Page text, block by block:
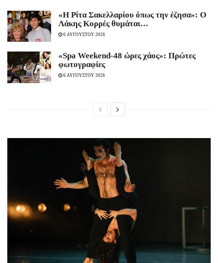
«Η Ρίτα Σακελλαρίου όπως την έζησα»: Ο
Λάκης Κορρές θυμάται…
6 ΑΥΓΟΥΣΤΟΥ 2026
«Spa Weekend-48 ώρες χάος»: Πρώτες
φωτογραφίες
6 ΑΥΓΟΥΣΤΟΥ 2026